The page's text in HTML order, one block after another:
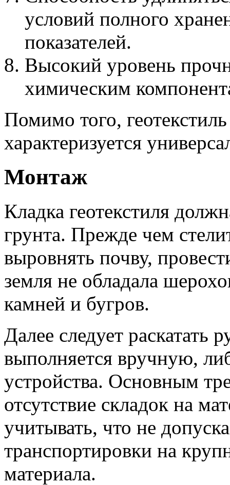
условий полного
показателей.
Высокий уровень
химическим
Помимо того,
характеризуется
Монтаж
Кладка геотекстиля
грунта. Прежде чем
выровнять почву,
земля не обладала
камней и бугров.
Далее следует раскатать
выполняется вручную,
устройства. Основным
отсутствие складок на
учитывать, что не
транспортировки на
материала.